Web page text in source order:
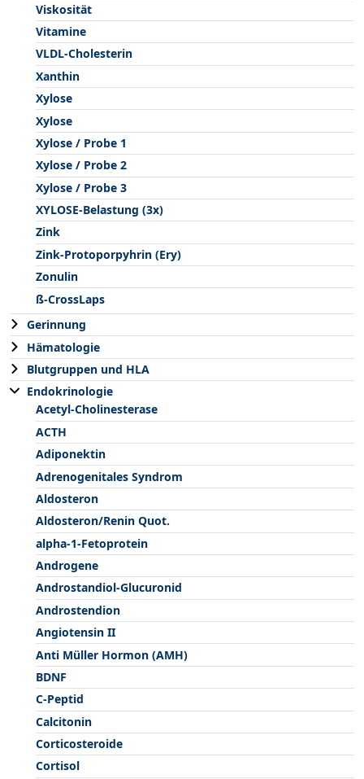
Viskosität
Vitamine
VLDL-Cholesterin
Xanthin
Xylose
Xylose
Xylose / Probe 1
Xylose / Probe 2
Xylose / Probe 3
XYLOSE-Belastung (3x)
Zink
Zink-Protoporpyhrin (Ery)
Zonulin
ß-CrossLaps
Gerinnung
Hämatologie
Blutgruppen und HLA
Endokrinologie
Acetyl-Cholinesterase
ACTH
Adiponektin
Adrenogenitales Syndrom
Aldosteron
Aldosteron/Renin Quot.
alpha-1-Fetoprotein
Androgene
Androstandiol-Glucuronid
Androstendion
Angiotensin II
Anti Müller Hormon (AMH)
BDNF
C-Peptid
Calcitonin
Corticosteroide
Cortisol